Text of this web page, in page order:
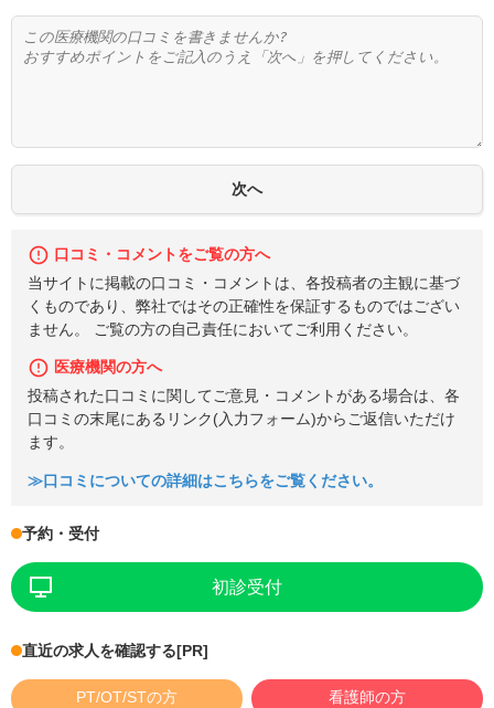
口コミ・コメントをご覧の方へ
当サイトに掲載の口コミ・コメントは、各投稿者の主観に基づ
くものであり、弊社ではその正確性を保証するものではござい
ません。 ご覧の方の自己責任においてご利用ください。
医療機関の方へ
投稿された口コミに関してご意見・コメントがある場合は、各
口コミの末尾にあるリンク(入力フォーム)からご返信いただけ
ます。
≫口コミについての詳細はこちらをご覧ください。
予約・受付
初診受付
直近の求人を確認する[PR]
PT/OT/STの方 看護師の方